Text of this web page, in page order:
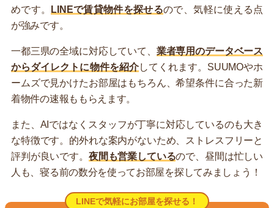
めです。
LINEで賃貸物件を探せるので、気軽に使える点
が強みです。
一都三県の全域に対応していて、 業者専用のデータベース
からダイレクトに物件を紹介してくれます。SUUMOやホ
ームズで見かけたお部屋はもちろん、希望条件に合った新
着物件の速報ももらえます。
また、AIではなくスタッフが丁寧に対応しているのも大き
な特徴です。的外れな案内がないため、ストレスフリーと
評判が良いです。 夜間も営業しているので、昼間は忙しい
人も、寝る前の数分を使ってお部屋を探してみましょう！
LINEで気軽にお部屋を探せる！